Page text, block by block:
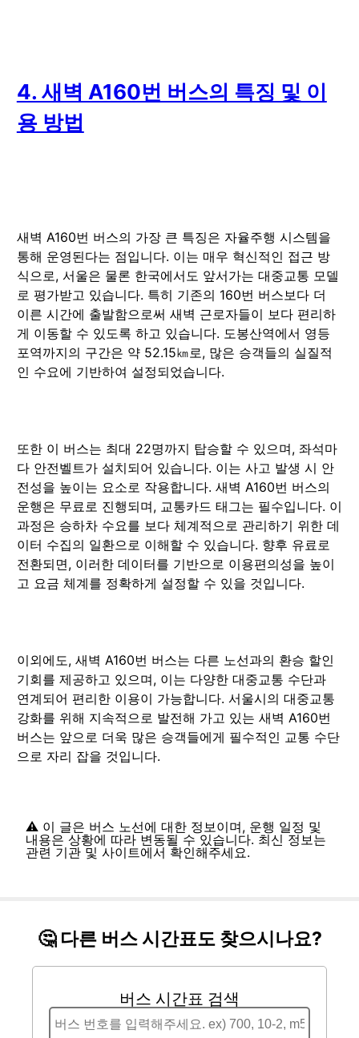
4. 새벽 A160번 버스의 특징 및 이
용 방법
새벽 A160번 버스의 가장 큰 특징은 자율주행 시스템을
통해 운영된다는 점입니다. 이는 매우 혁신적인 접근 방
식으로, 서울은 물론 한국에서도 앞서가는 대중교통 모델
로 평가받고 있습니다. 특히 기존의 160번 버스보다 더
이른 시간에 출발함으로써 새벽 근로자들이 보다 편리하
게 이동할 수 있도록 하고 있습니다. 도봉산역에서 영등
포역까지의 구간은 약 52.15㎞로, 많은 승객들의 실질적
인 수요에 기반하여 설정되었습니다.
또한 이 버스는 최대 22명까지 탑승할 수 있으며, 좌석마
다 안전벨트가 설치되어 있습니다. 이는 사고 발생 시 안
전성을 높이는 요소로 작용합니다. 새벽 A160번 버스의
운행은 무료로 진행되며, 교통카드 태그는 필수입니다. 이
과정은 승하차 수요를 보다 체계적으로 관리하기 위한 데
이터 수집의 일환으로 이해할 수 있습니다. 향후 유료로
전환되면, 이러한 데이터를 기반으로 이용편의성을 높이
고 요금 체계를 정확하게 설정할 수 있을 것입니다.
이외에도, 새벽 A160번 버스는 다른 노선과의 환승 할인
기회를 제공하고 있으며, 이는 다양한 대중교통 수단과
연계되어 편리한 이용이 가능합니다. 서울시의 대중교통
강화를 위해 지속적으로 발전해 가고 있는 새벽 A160번
버스는 앞으로 더욱 많은 승객들에게 필수적인 교통 수단
으로 자리 잡을 것입니다.
⚠️ 이 글은 버스 노선에 대한 정보이며, 운행 일정 및
내용은 상황에 따라 변동될 수 있습니다. 최신 정보는
관련 기관 및 사이트에서 확인해주세요.
🤔 다른 버스 시간표도 찾으시나요?
버스 시간표 검색